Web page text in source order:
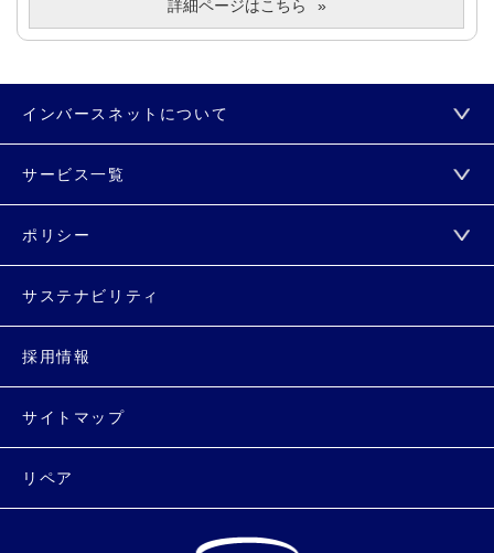
詳細ページはこちら
インバースネットについて
サービス一覧
ポリシー
サステナビリティ
採用情報
サイトマップ
リペア